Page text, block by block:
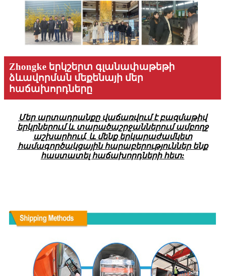
Zhongke երկշերտ գլանափաթեթի
ձևավորման մեքենայի մեր
հաճախորդները
Մեր արտադրանքը վաճառվում է բազմաթիվ
երկրներում և տարածաշրջաններում ամբողջ
աշխարհում, և մենք երկարաժամկետ
համագործակցային հարաբերություններ ենք
հաստատել հաճախորդների հետ: